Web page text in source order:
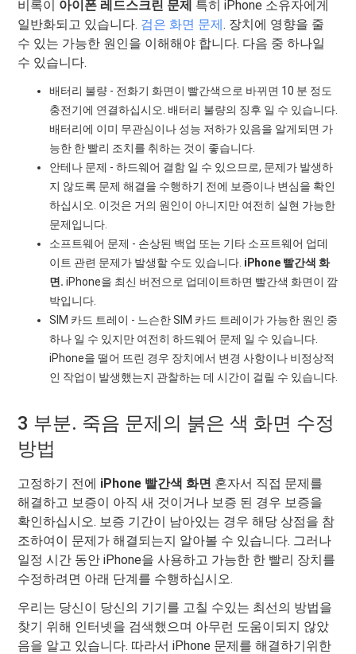
비록이 아이폰 레드스크린 문제 특히 iPhone 소유자에게
일반화되고 있습니다. 검은 화면 문제. 장치에 영향을 줄
수 있는 가능한 원인을 이해해야 합니다. 다음 중 하나일
수 있습니다.
배터리 불량 - 전화기 화면이 빨간색으로 바뀌면 10 분 정도
충전기에 연결하십시오. 배터리 불량의 징후 일 수 있습니다.
배터리에 이미 무관심이나 성능 저하가 있음을 알게되면 가
능한 한 빨리 조치를 취하는 것이 좋습니다.
안테나 문제 - 하드웨어 결함 일 수 있으므로, 문제가 발생하
지 않도록 문제 해결을 수행하기 전에 보증이나 변심을 확인
하십시오. 이것은 거의 원인이 아니지만 여전히 실현 가능한
문제입니다.
소프트웨어 문제 - 손상된 백업 또는 기타 소프트웨어 업데
이트 관련 문제가 발생할 수도 있습니다. iPhone 빨간색 화
면.iPhone을 최신 버전으로 업데이트하면 빨간색 화면이 깜
박입니다.
SIM 카드 트레이 - 느슨한 SIM 카드 트레이가 가능한 원인 중
하나 일 수 있지만 여전히 하드웨어 문제 일 수 있습니다.
iPhone을 떨어 뜨린 경우 장치에서 변경 사항이나 비정상적
인 작업이 발생했는지 관찰하는 데 시간이 걸릴 수 있습니다.
3 부분. 죽음 문제의 붉은 색 화면 수정
방법
고정하기 전에 iPhone 빨간색 화면 혼자서 직접 문제를
해결하고 보증이 아직 새 것이거나 보증 된 경우 보증을
확인하십시오. 보증 기간이 남아있는 경우 해당 상점을 참
조하여이 문제가 해결되는지 알아볼 수 있습니다. 그러나
일정 시간 동안 iPhone을 사용하고 가능한 한 빨리 장치를
수정하려면 아래 단계를 수행하십시오.
우리는 당신이 당신의 기기를 고칠 수있는 최선의 방법을
찾기 위해 인터넷을 검색했으며 아무런 도움이되지 않았
음을 알고 있습니다. 따라서 iPhone 문제를 해결하기위한